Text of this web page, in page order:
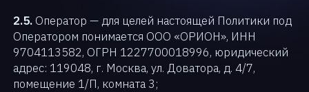
2.5. Оператор — для целей настоящей Политики под
Оператором понимается ООО «ОРИОН», ИНН
9704113582, ОГРН 1227700018996, юридический
адрес: 119048, г. Москва, ул. Доватора, д. 4/7,
помещение 1/П, комната 3;